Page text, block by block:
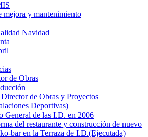
mejora y mantenimiento
Navidad
de Obras
de Obras y Proyectos
Deportivas)
General de las I.D. en 2006
del restaurante y construcción de nuevo
bar en la Terraza de I.D.(Ejecutada)